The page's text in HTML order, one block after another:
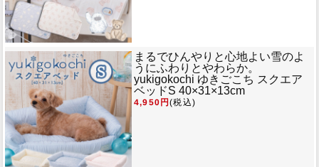
まるでひんやりと心地よい雪のよ
うにふわりとやわらか。
yukigokochi ゆきごこち スクエア
ベッドS 40×31×13cm
4,950円(税込)